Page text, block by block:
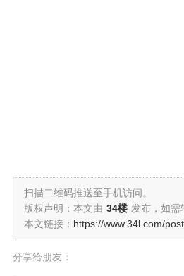
扫描二维码推送至手机访问。
版权声明：本文由 34楼 发布，如需
本文链接： https://www.34l.com/
分享给朋友：